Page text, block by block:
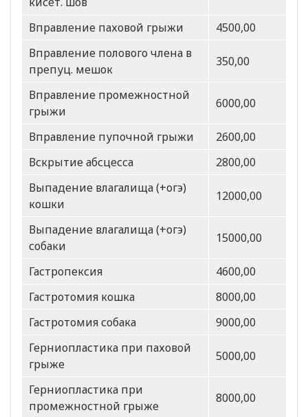
Вправление паховой грыжи
4500,00
Вправление полового члена в
препуц. мешок
350,00
Вправление промежностной
грыжи
6000,00
Вправление пупочной грыжи
2600,00
Вскрытие абсцесса
2800,00
Выпадение влагалища (+огэ)
кошки
12000,00
Выпадение влагалища (+огэ)
собаки
15000,00
Гастропексия
4600,00
Гастротомия кошка
8000,00
Гастротомия собака
9000,00
Герниопластика при паховой
грыже
5000,00
Герниопластика при
промежностной грыже
8000,00